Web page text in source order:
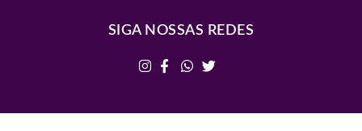
SIGA NOSSAS REDES